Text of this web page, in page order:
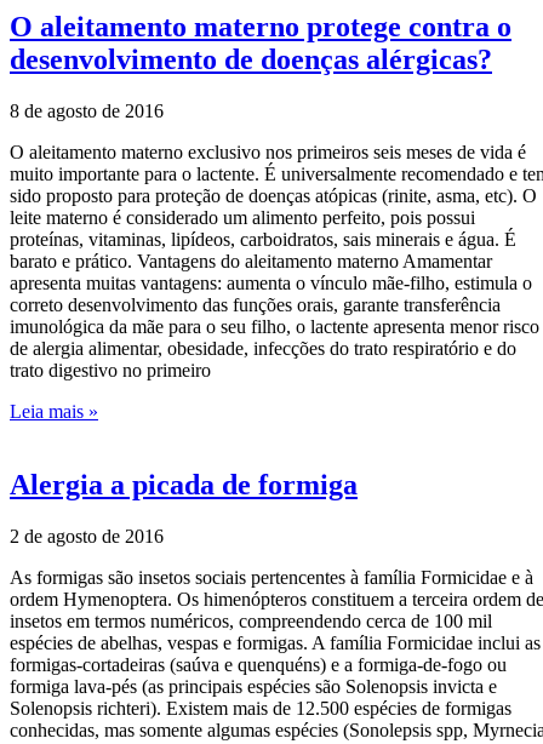
O aleitamento materno protege contra o
desenvolvimento de doenças alérgicas?
8 de agosto de 2016
O aleitamento materno exclusivo nos primeiros seis meses de vida é
muito importante para o lactente. É universalmente recomendado e
sido proposto para proteção de doenças atópicas (rinite, asma, etc). O
leite materno é considerado um alimento perfeito, pois possui
proteínas, vitaminas, lipídeos, carboidratos, sais minerais e água. É
barato e prático. Vantagens do aleitamento materno Amamentar
apresenta muitas vantagens: aumenta o vínculo mãe-filho, estimula o
correto desenvolvimento das funções orais, garante transferência
imunológica da mãe para o seu filho, o lactente apresenta menor risco
de alergia alimentar, obesidade, infecções do trato respiratório e do
trato digestivo no primeiro
Leia mais »
Alergia a picada de formiga
2 de agosto de 2016
As formigas são insetos sociais pertencentes à família Formicidae e à
ordem Hymenoptera. Os himenópteros constituem a terceira ordem de
insetos em termos numéricos, compreendendo cerca de 100 mil
espécies de abelhas, vespas e formigas. A família Formicidae inclui as
formigas-cortadeiras (saúva e quenquéns) e a formiga-de-fogo ou
formiga lava-pés (as principais espécies são Solenopsis invicta e
Solenopsis richteri). Existem mais de 12.500 espécies de formigas
conhecidas, mas somente algumas espécies (Sonolepsis spp,